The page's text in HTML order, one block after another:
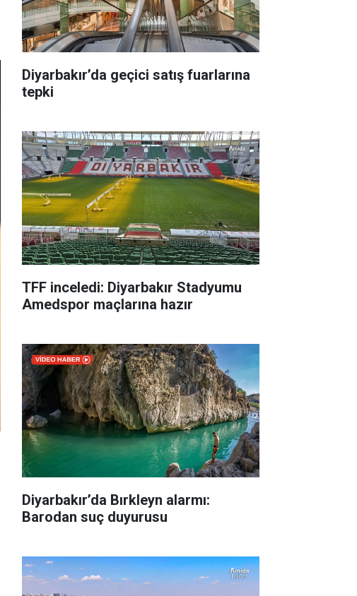
Diyarbakır’da geçici satış fuarlarına
tepki
TFF inceledi: Diyarbakır Stadyumu
Amedspor maçlarına hazır
Diyarbakır’da Bırkleyn alarmı:
Barodan suç duyurusu